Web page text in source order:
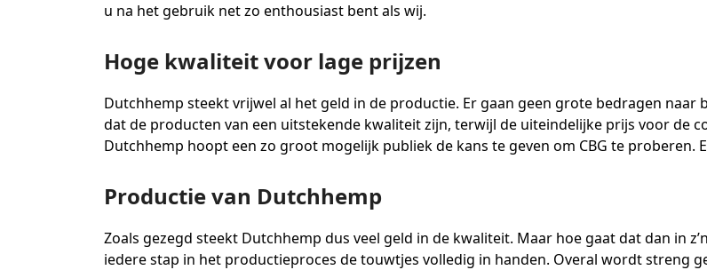
u na het gebruik net zo enthousiast bent als wij.
Hoge kwaliteit voor lage prijzen
Dutchhemp steekt vrijwel al het geld in de productie. Er gaan geen grote bedragen
dat de producten van een uitstekende kwaliteit zijn, terwijl de uiteindelijke prijs voor de
Dutchhemp hoopt een zo groot mogelijk publiek de kans te geven om CBG te proberen.
Productie van Dutchhemp
Zoals gezegd steekt Dutchhemp dus veel geld in de kwaliteit. Maar hoe gaat dat dan in
iedere stap in het productieproces de touwtjes volledig in handen. Overal wordt streng